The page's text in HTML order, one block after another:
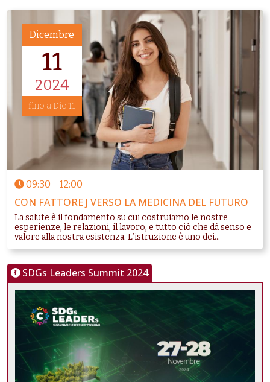
Dicembre
11
2024
fino a Dic 11
09:30 – 12:00
CON FATTORE J VERSO LA MEDICINA DEL FUTURO
La salute è il fondamento su cui costruiamo le nostre
esperienze, le relazioni, il lavoro, e tutto ciò che dà senso e
valore alla nostra esistenza. L’istruzione è uno dei...
SDGs Leaders Summit 2024